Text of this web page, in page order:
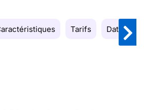
Tarifs Date de